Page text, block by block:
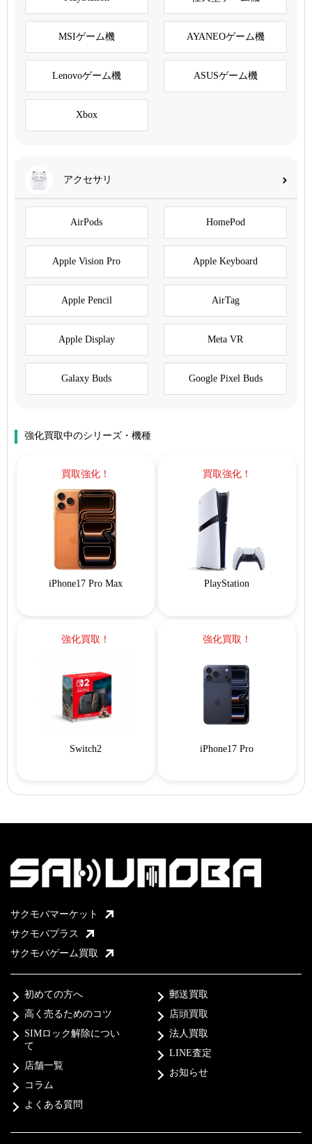
MSIゲーム機 AYANEOゲーム機
Lenovoゲーム機 ASUSゲーム機
Xbox
アクセサリ
AirPods HomePod
Apple Vision Pro Apple Keyboard
Apple Pencil AirTag
Apple Display Meta VR
Galaxy Buds Google Pixel Buds
強化買取中のシリーズ・機種
買取強化！
iPhone17 Pro Max
買取強化！
PlayStation
強化買取！
Switch2
強化買取！
iPhone17 Pro
サクモバマーケット
サクモバプラス
サクモバゲーム買取
初めての方へ
高く売るためのコツ
SIMロック解除につい
て
店舗一覧
コラム
よくある質問
郵送買取
店頭買取
法人買取
LINE査定
お知らせ